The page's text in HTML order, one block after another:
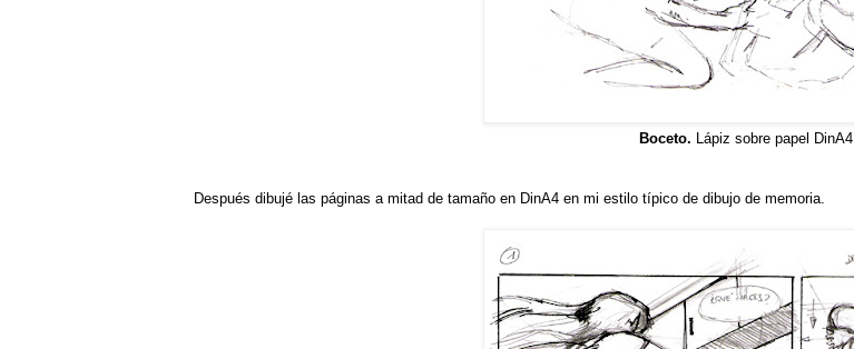
Boceto. Lápiz sobre papel DinA4.
Después dibujé las páginas a mitad de tamaño en DinA4 en mi estilo típico de dibujo de memoria.